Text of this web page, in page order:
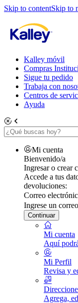
Skip to contentSkip to
Kalley móvil
Compras
Sigue tu pedido
Trabaja con
Centros de
Ayuda
Mi cuenta
Bienvenido/a
Ingresar o crear
Accede a tus
devoluciones:
Correo
Ingrese un
Continuar
Mi cuenta
Aquí
Mi Perfil
Revisa y
Agrega,